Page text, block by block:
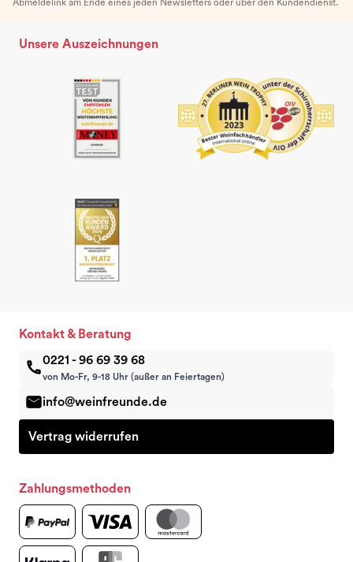
Abmeldelink am Ende eines jeden Newsletters oder über den Kundendienst.
Unsere Auszeichnungen
Kontakt & Beratung
0221 - 96 69 39 68
von Mo-Fr, 9-18 Uhr (außer an Feiertagen)
info@weinfreunde.de
Vertrag widerrufen
Zahlungsmethoden